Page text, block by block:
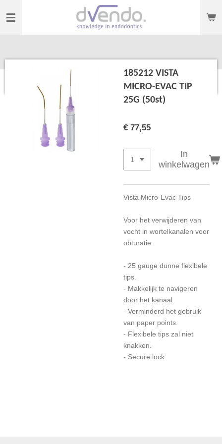
direct
185212 VISTA
MICRO-EVAC TIP
25G (50st)
€ 77,55
In
winkelwagen
Vista Micro-Evac Tips
Voor het verwijderen van
vocht in wortelkanalen voor
obturatie.
- 25 gauge dunne flexibele
tips.
- Makkelijk te navigeren
door het kanaal.
- Verminderd het gebruik
van paper points.
- Flexibele tips zal niet
knakken.
- Secure lock